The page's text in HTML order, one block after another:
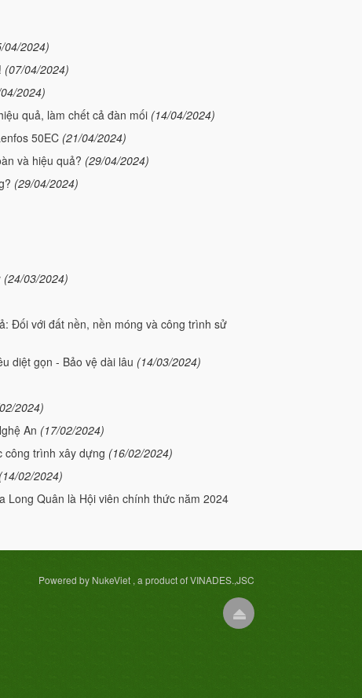
04/2024)
(07/04/2024)
2024)
quả, làm chết cả đàn mối (14/04/2024)
50EC (21/04/2024)
và hiệu quả? (29/04/2024)
(29/04/2024)
(24/03/2024)
Đối với đất nền, nền móng và công trình sử
diệt gọn - Bảo vệ dài lâu (14/03/2024)
2024)
An (17/02/2024)
công trình xây dựng (16/02/2024)
(14/02/2024)
Long Quân là Hội viên chính thức năm 2024
Powered by NukeViet , a product of VINADES.,JSC